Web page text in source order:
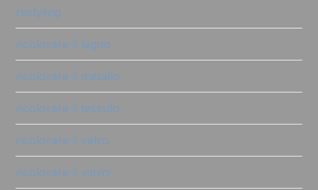
restyling
ricolorare il legno
ricolorare il metallo
ricolorare il tessuto
ricolorare il vetro
ricolorare il vimini